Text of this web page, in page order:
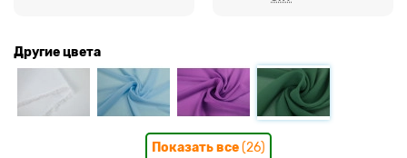
Другие цвета
Показать все(26)